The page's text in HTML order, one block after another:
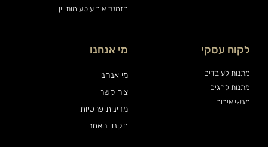
הזמנת אירוע טעימות יין
לקוח עסקי
מתנות לעובדים
מתנות לחגים
מגשי אירוח
מי אנחנו
מי אנחנו
צור קשר
מדינות פרטיות
תקנון האתר